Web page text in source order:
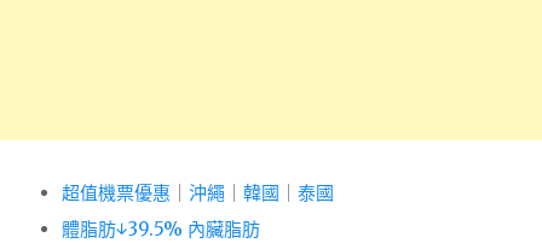
超值機票優惠 沖繩 韓國
泰國
體脂肪↓39.5% 內臟脂肪